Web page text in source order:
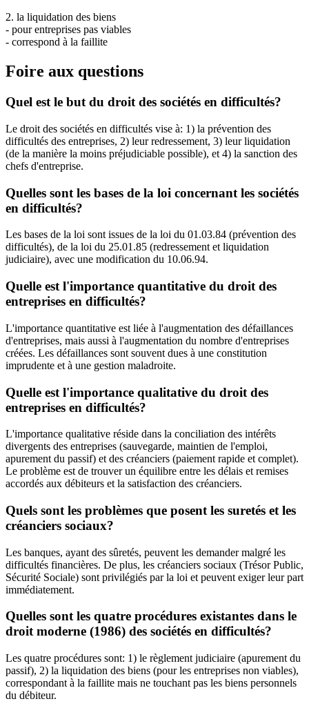
2. la liquidation des biens
- pour entreprises pas viables
- correspond à la faillite
Foire aux questions
Quel est le but du droit des sociétés en difficultés?
Le droit des sociétés en difficultés vise à: 1) la prévention des
difficultés des entreprises, 2) leur redressement, 3) leur liquidation
(de la manière la moins préjudiciable possible), et 4) la sanction des
chefs d'entreprise.
Quelles sont les bases de la loi concernant les sociétés
en difficultés?
Les bases de la loi sont issues de la loi du 01.03.84 (prévention des
difficultés), de la loi du 25.01.85 (redressement et liquidation
judiciaire), avec une modification du 10.06.94.
Quelle est l'importance quantitative du droit des
entreprises en difficultés?
L'importance quantitative est liée à l'augmentation des défaillances
d'entreprises, mais aussi à l'augmentation du nombre d'entreprises
créées. Les défaillances sont souvent dues à une constitution
imprudente et à une gestion maladroite.
Quelle est l'importance qualitative du droit des
entreprises en difficultés?
L'importance qualitative réside dans la conciliation des intérêts
divergents des entreprises (sauvegarde, maintien de l'emploi,
apurement du passif) et des créanciers (paiement rapide et complet).
Le problème est de trouver un équilibre entre les délais et remises
accordés aux débiteurs et la satisfaction des créanciers.
Quels sont les problèmes que posent les suretés et les
créanciers sociaux?
Les banques, ayant des sûretés, peuvent les demander malgré les
difficultés financières. De plus, les créanciers sociaux (Trésor Public,
Sécurité Sociale) sont privilégiés par la loi et peuvent exiger leur part
immédiatement.
Quelles sont les quatre procédures existantes dans le
droit moderne (1986) des sociétés en difficultés?
Les quatre procédures sont: 1) le règlement judiciaire (apurement du
passif), 2) la liquidation des biens (pour les entreprises non viables),
correspondant à la faillite mais ne touchant pas les biens personnels
du débiteur.